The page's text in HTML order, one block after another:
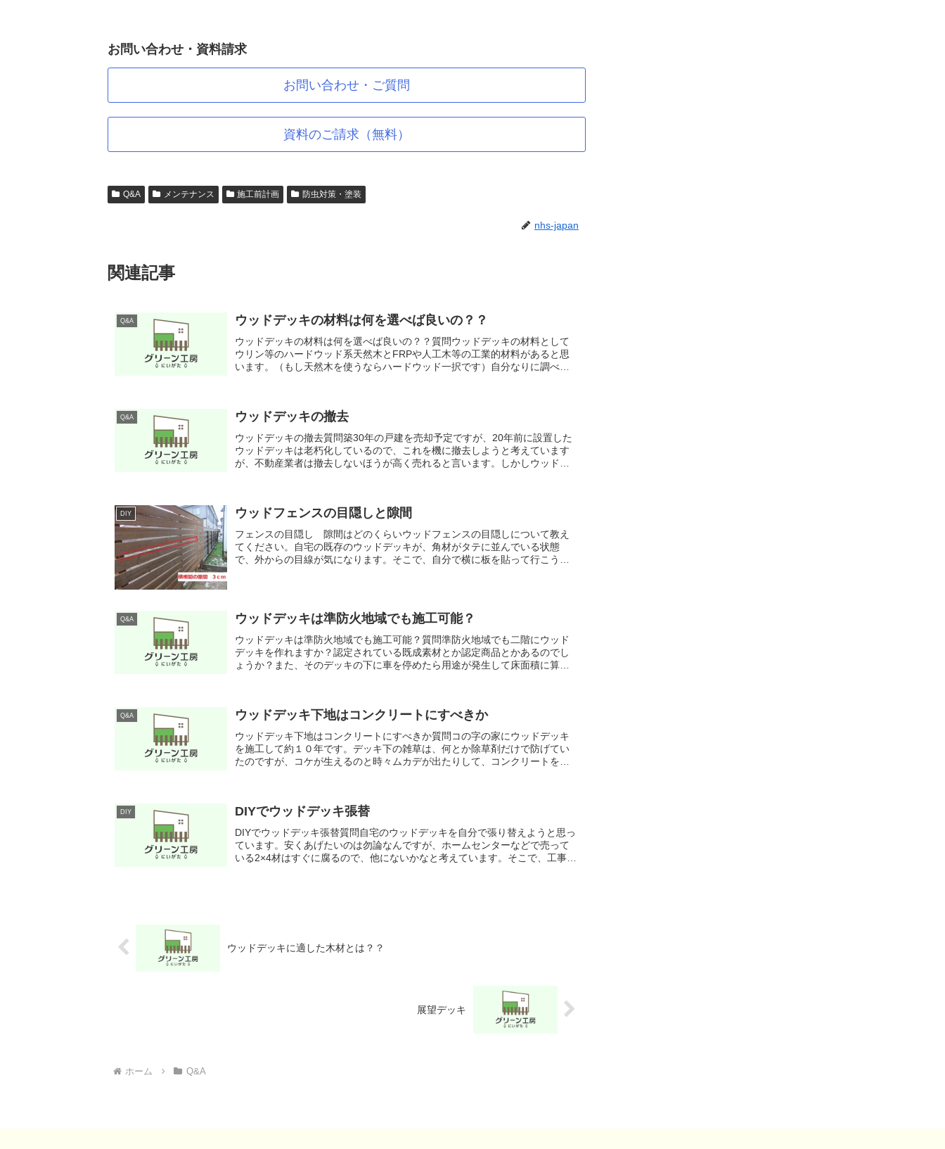
お問い合わせ・資料請求
お問い合わせ・ご質問
資料のご請求（無料）
Q&A メンテナンス 施工前計画 防虫対策・塗装
nhs-japan
関連記事
Q&A ウッドデッキの材料は何を選べば良いの？？
ウッドデッキの材料は何を選べば良いの？？質問ウッドデッキの材料として
ウリン等のハードウッド系天然木とFRPや人工木等の工業的材料があると思
います。（もし天然木を使うならハードウッド一択です）自分なりに調べた
Q&A ウッドデッキの撤去
ウッドデッキの撤去質問築30年の戸建を売却予定ですが、20年前に設置した
ウッドデッキは老朽化しているので、これを機に撤去しようと考えています
が、不動産業者は撤去しないほうが高く売れると言います。しかしウッドデ
DIY ウッドフェンスの目隠しと隙間
フェンスの目隠し 隙間はどのくらいウッドフェンスの目隠しについて教え
てください。自宅の既存のウッドデッキが、角材がタテに並んでいる状態
で、外からの目線が気になります。そこで、自分で横に板を貼って行こうと
Q&A ウッドデッキは準防火地域でも施工可能？
ウッドデッキは準防火地域でも施工可能？質問準防火地域でも二階にウッド
デッキを作れますか？認定されている既成素材とか認定商品とかあるのでし
ょうか？また、そのデッキの下に車を停めたら用途が発生して床面積に算入
Q&A ウッドデッキ下地はコンクリートにすべきか
ウッドデッキ下地はコンクリートにすべきか質問コの字の家にウッドデッキ
を施工して約１０年です。デッキ下の雑草は、何とか除草剤だけで防げてい
たのですが、コケが生えるのと時々ムカデが出たりして、コンクリートを打
DIY DIYでウッドデッキ張替
DIYでウッドデッキ張替質問自宅のウッドデッキを自分で張り替えようと思っ
ています。安くあげたいのは勿論なんですが、ホームセンターなどで売って
いる2×4材はすぐに腐るので、他にないかなと考えています。そこで、工事現
ウッドデッキに適した木材とは？？
展望デッキ
ホーム Q&A